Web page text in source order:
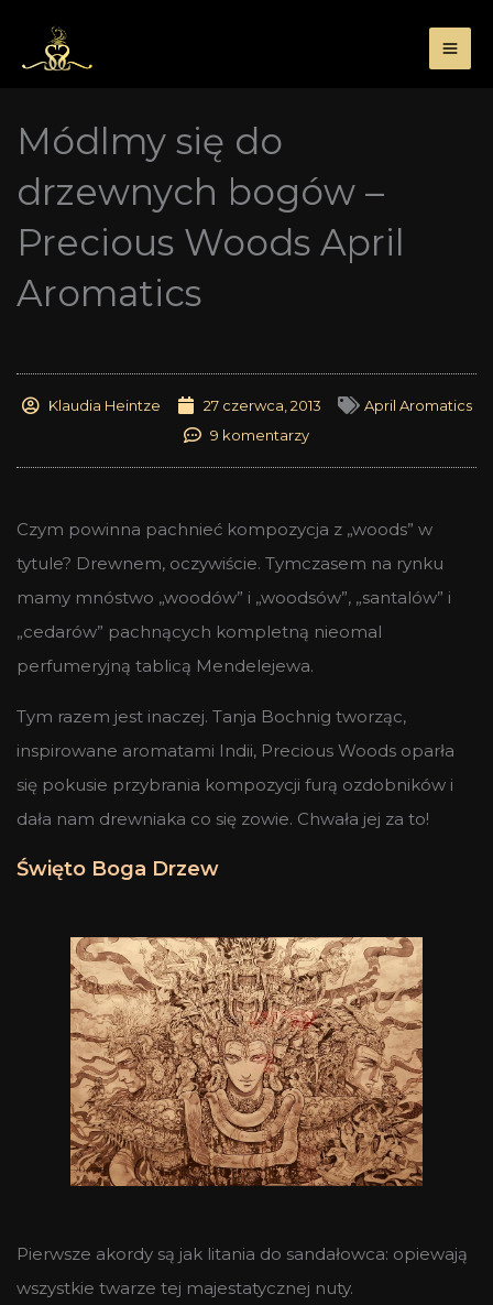
treści
Módlmy się do
drzewnych bogów –
Precious Woods April
Aromatics
Klaudia Heintze 27 czerwca, 2013
April Aromatics
9 komentarzy
Czym powinna pachnieć kompozycja z „woods” w
tytule? Drewnem, oczywiście. Tymczasem na rynku
mamy mnóstwo „woodów” i „woodsów”, „santalów” i
„cedarów” pachnących kompletną nieomal
perfumeryjną tablicą Mendelejewa.
Tym razem jest inaczej. Tanja Bochnig tworząc,
inspirowane aromatami Indii, Precious Woods oparła
się pokusie przybrania kompozycji furą ozdobników i
dała nam drewniaka co się zowie. Chwała jej za to!
Święto Boga Drzew
Pierwsze akordy są jak litania do sandałowca: opiewają
wszystkie twarze tej majestatycznej nuty.